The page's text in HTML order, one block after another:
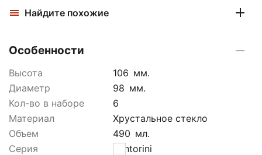
Найдите похожие
Особенности
Высота 106 мм.
Диаметр
98 мм.
Кол-во в наборе
6
Материал
Хрустальное стекло
Объем
490 мл.
Серия
Santorini